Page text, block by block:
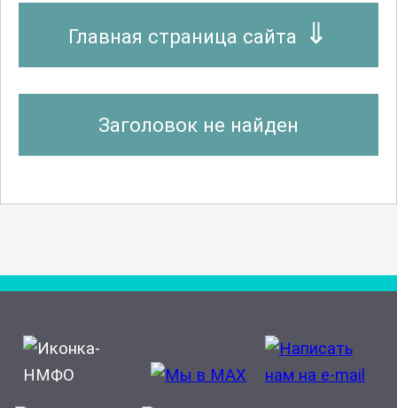
Главная страница сайта
Заголовок не найден